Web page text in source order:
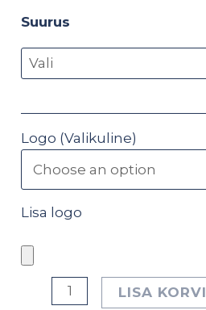
Suurus
Logo (Valikuline)
Lisa logo
LISA KORVI